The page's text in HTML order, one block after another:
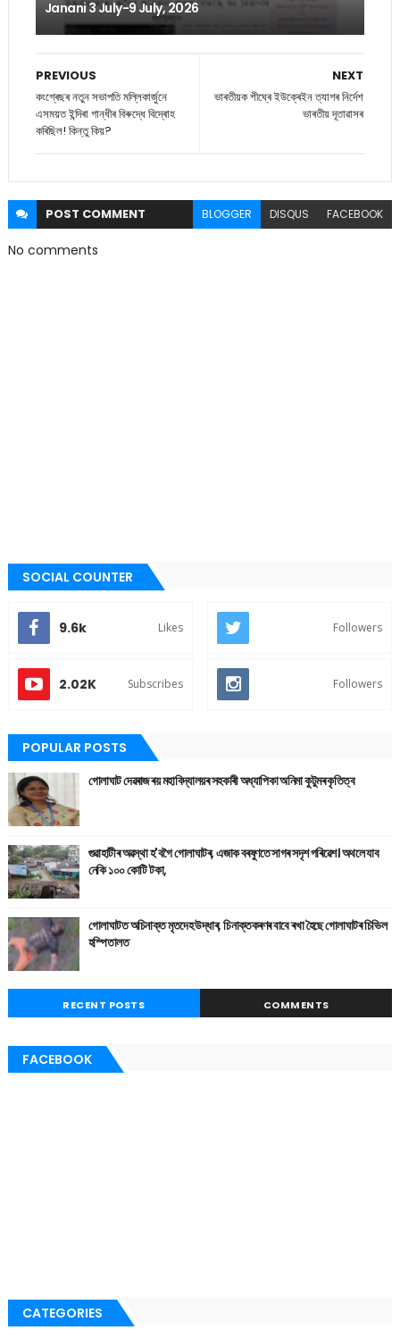
Janani 3 July-9 July, 2026
NEXT
ভাৰতীয়ক শীঘ্ৰে ইউক্ৰেইন ত্যাগৰ নিৰ্দেশ
ভাৰতীয় দূতাৱাসৰ
PREVIOUS
কংগ্ৰেছৰ নতুন সভাপতি মল্লিকাৰ্জুনে
এসময়ত ইন্দিৰা গান্ধীৰ বিৰুদ্ধে বিদ্ৰোহ
কৰিছিল! কিন্তু কিয়?
POST COMMENT BLOGGER DISQUS FACEBOOK
No comments
SOCIAL COUNTER
9.6k Likes Followers
2.02K Subscribes Followers
POPULAR POSTS
গোলাঘাট দেৱৰাজ ৰয় মহাবিদ্যালয়ৰ সহকাৰী অধ্যাপিকা অনিমা কুটুমৰ কৃতিত্ব
গুৱাহাটীৰ অৱস্থা হ'বগৈ গোলাঘাটৰ, এজাক বৰষুণতে সাগৰ সদৃশ পৰিৱেশ। অথলে যাব
নেকি ১০০ কোটি টকা,
গোলাঘাটত অচিনাক্ত মৃতদেহ উদ্ধাৰ, চিনাক্তকৰণৰ বাবে ৰখা হৈছে গোলাঘাটৰ চিভিল
হস্পিতালত
RECENT POSTS COMMENTS
FACEBOOK
CATEGORIES